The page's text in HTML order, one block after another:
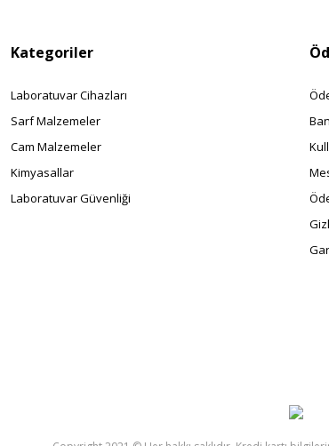
Kategoriler
Laboratuvar Cihazları
Sarf Malzemeler
Cam Malzemeler
Kimyasallar
Laboratuvar Güvenliği